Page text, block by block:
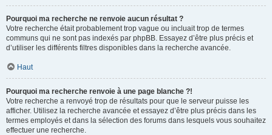
Pourquoi ma recherche ne renvoie aucun résultat ?
Votre recherche était probablement trop vague ou incluait trop de termes
communs qui ne sont pas indexés par phpBB. Essayez d’être plus précis et
d’utiliser les différents filtres disponibles dans la recherche avancée.
Haut
Pourquoi ma recherche renvoie à une page blanche ?!
Votre recherche a renvoyé trop de résultats pour que le serveur puisse les
afficher. Utilisez la recherche avancée et essayez d’être plus précis dans les
termes employés et dans la sélection des forums dans lesquels vous souhaitez
effectuer une recherche.